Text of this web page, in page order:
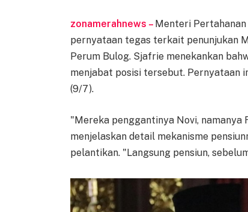
zonamerahnews – Menteri
pernyataan tegas terkait penunjukan
Perum Bulog. Sjafrie menekankan
menjabat posisi tersebut. Pernyataan
(9/7).
"Mereka penggantinya Novi, namanya
menjelaskan detail mekanisme
pelantikan. "Langsung pensiun,